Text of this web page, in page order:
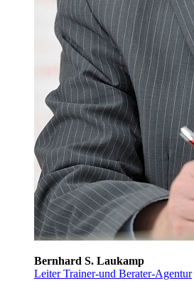
Bernhard S. Laukamp
Leiter Trainer-und Berater-Agentur